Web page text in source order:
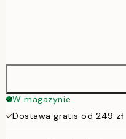
30x40 cm
W magazynie
Dostawa gratis od 249 zł